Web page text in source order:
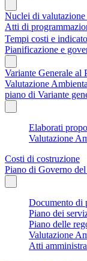
Nuclei di
Atti di
Tempi costi e
Pianificazione e
Variante Generale
Valutazione
piano di Variante
Elaborati
Valutazione
Costi di costruzione
Piano di Governo
Documento di
Piano dei
Piano delle
Valutazione
Atti